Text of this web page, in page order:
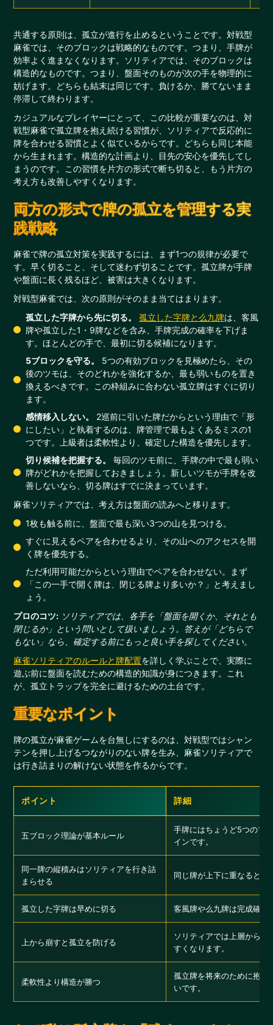
共通する原則は、孤立が進行を止めるということです。対戦型
麻雀では、そのブロックは戦略的なものです。つまり、手牌が
効率よく進まなくなります。ソリティアでは、そのブロックは
構造的なものです。つまり、盤面そのものが次の手を物理的に
妨げます。どちらも結末は同じです。負けるか、勝てないまま
停滞して終わります。
カジュアルなプレイヤーにとって、この比較が重要なのは、対
戦型麻雀で孤立牌を抱え続ける習慣が、ソリティアで反応的に
牌を合わせる習慣とよく似ているからです。どちらも同じ本能
から生まれます。構造的な計画より、目先の安心を優先してし
まうのです。この習慣を片方の形式で断ち切ると、もう片方の
考え方も改善しやすくなります。
両方の形式で牌の孤立を管理する実
践戦略
麻雀で牌の孤立対策を実践するには、まず1つの規律が必要で
す。早く切ること、そして迷わず切ることです。孤立牌が手牌
や盤面に長く残るほど、被害は大きくなります。
対戦型麻雀では、次の原則がそのまま当てはまります。
孤立した字牌から先に切る。
孤立した字牌と么九牌は、客風
牌や孤立した1・9牌などを含み、手牌完成の確率を下げま
す。ほとんどの手で、最初に切る候補になります。
5ブロックを守る。
5つの有効ブロックを見極めたら、その
後のツモは、そのどれかを強化するか、最も弱いものを置き
換えるべきです。この枠組みに合わない孤立牌はすぐに切り
ます。
感情移入しない。
2巡前に引いた牌だからという理由で「形
にしたい」と執着するのは、牌管理で最もよくあるミスの1
つです。上級者は柔軟性より、確定した構造を優先します。
切り候補を把握する。
毎回のツモ前に、手牌の中で最も弱い
牌がどれかを把握しておきましょう。新しいツモが手牌を改
善しないなら、切る牌はすでに決まっています。
麻雀ソリティアでは、考え方は盤面の読みへと移ります。
1枚も触る前に、盤面で最も深い3つの山を見つける。
すぐに見えるペアを合わせるより、その山へのアクセスを開
く牌を優先する。
ただ利用可能だからという理由でペアを合わせない。まず
「この一手で開く牌は、閉じる牌より多いか？」と考えまし
ょう。
プロのコツ: ソリティアでは、各手を「盤面を開くか、それとも
閉じるか」という問いとして扱いましょう。答えが「どちらで
もない」なら、確定する前にもっと良い手を探してください。
麻雀ソリティアのルールと牌配置を詳しく学ぶことで、実際に
遊ぶ前に盤面を読むための構造的知識が身につきます。これ
が、孤立トラップを完全に避けるための土台です。
重要なポイント
牌の孤立が麻雀ゲームを台無しにするのは、対戦型ではシャン
テンを押し上げるつながりのない牌を生み、麻雀ソリティアで
は行き詰まりの解けない状態を作るからです。
ポイント 詳細
五ブロック理論が基本ルール
手牌にはちょうど5つのブ
インです。
同一牌の縦積みはソリティアを行き詰
まらせる
同じ牌が上下に重なるとマ
孤立した字牌は早めに切る 客風牌や么九牌は完成確率
上から崩すと孤立を防げる
ソリティアでは上層から
すくなります。
柔軟性より構造が勝つ
孤立牌を将来のために抱え
いです。